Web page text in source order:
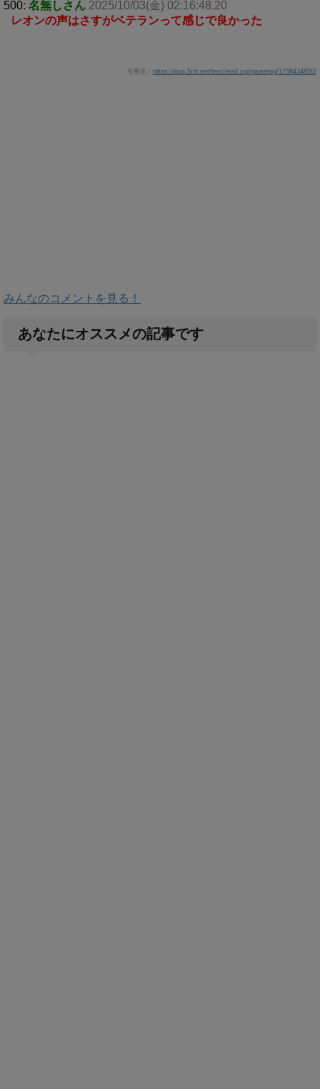
500: 名無しさん 2025/10/03(金) 02:16:48.20
レオンの声はさすがベテランって感じで良かった
引用元： https://pug.5ch.net/test/read.cgi/gamerpg/1758434850/
みんなのコメントを見る！
あなたにオススメの記事です